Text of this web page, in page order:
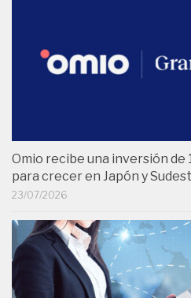
Omio recibe una inversión de
para crecer en Japón y
23/07/2026